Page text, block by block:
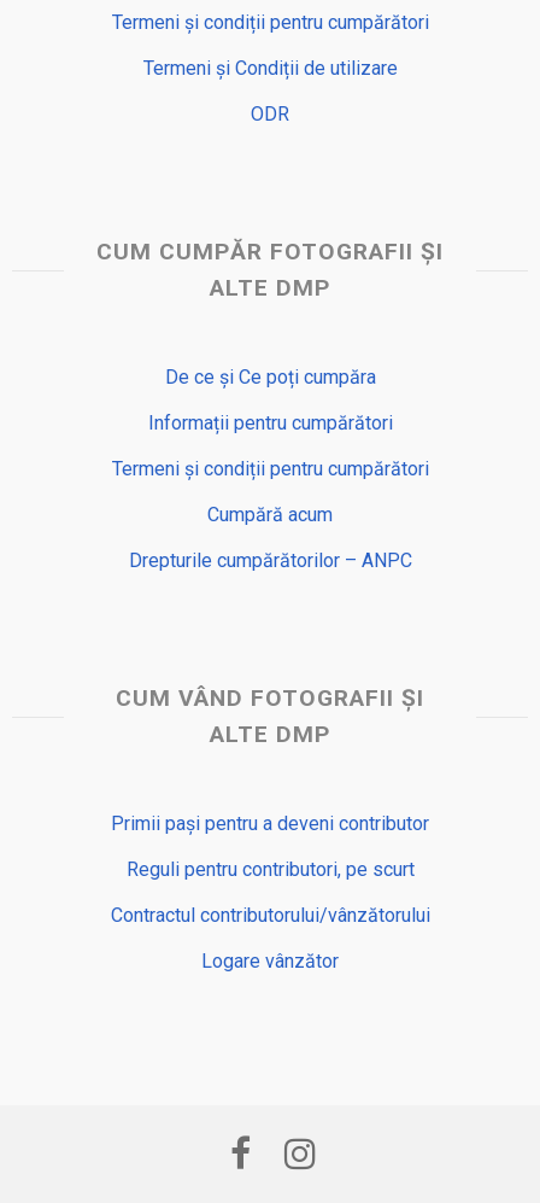
Termeni și condiții pentru cumpărători
Termeni și Condiții de utilizare
ODR
CUM CUMPĂR FOTOGRAFII ȘI
ALTE DMP
De ce și Ce poți cumpăra
Informații pentru cumpărători
Termeni și condiții pentru cumpărători
Cumpără acum
Drepturile cumpărătorilor – ANPC
CUM VÂND FOTOGRAFII ȘI
ALTE DMP
Primii pași pentru a deveni contributor
Reguli pentru contributori, pe scurt
Contractul contributorului/vânzătorului
Logare vânzător